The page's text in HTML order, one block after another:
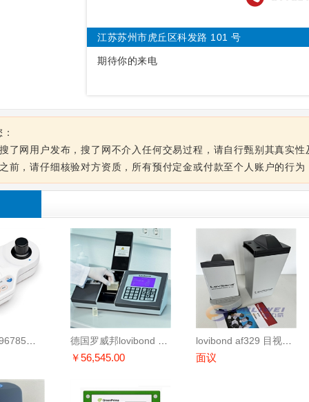
江苏苏州市虎丘区科发路 101 号
期待你的来电
了网用户发布，搜了网不介入任何交易过程，请自行甄别其真实性
前，请仔细核验对方资质，所有预付定金或付款至个人账户的行
￥56,545.00
lovibond af329 目视铂钴pt-co/hazen/aph色度测定仪
面议